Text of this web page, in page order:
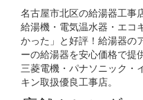
名古屋市北区の給湯器工事
給湯機・電気温水器・エコ
かった」と好評！給湯器の
ーの給湯器を安心価格で提
三菱電機・パナソニック・
キン取扱優良工事店。